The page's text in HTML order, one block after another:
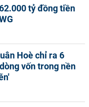
tỷ đồng tiền
Hoè chỉ ra 6
vốn trong nền